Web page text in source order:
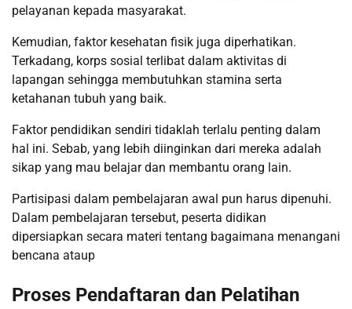
pelayanan kepada masyarakat.
Kemudian, faktor kesehatan fisik juga diperhatikan.
Terkadang, korps sosial terlibat dalam aktivitas di
lapangan sehingga membutuhkan stamina serta
ketahanan tubuh yang baik.
Faktor pendidikan sendiri tidaklah terlalu penting dalam
hal ini. Sebab, yang lebih diinginkan dari mereka adalah
sikap yang mau belajar dan membantu orang lain.
Partisipasi dalam pembelajaran awal pun harus dipenuhi.
Dalam pembelajaran tersebut, peserta didikan
dipersiapkan secara materi tentang bagaimana menangani
bencana ataup
Proses Pendaftaran dan Pelatihan